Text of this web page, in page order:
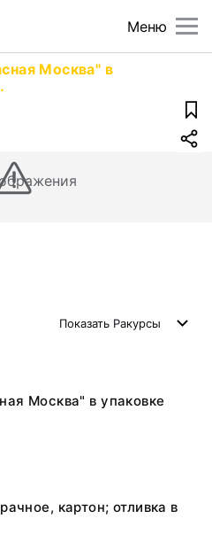
Меню
Москва" в
Показать Ракурсы
Москва" в упаковке
картон; отливка в